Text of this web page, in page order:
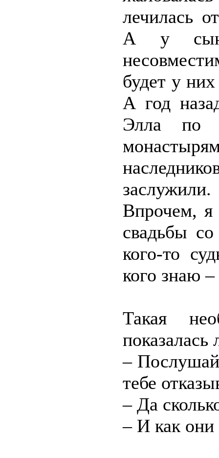
лечилась
А у
будет у
А год
Элла по
Впрочем, я
свадьбы
кого-то
кого знаю
Такая
–
тебе
– Да
– И как они